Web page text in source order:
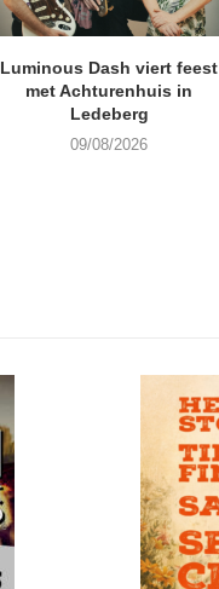
Luminous Dash viert feest
met Achturenhuis in
Ledeberg
09/08/2026